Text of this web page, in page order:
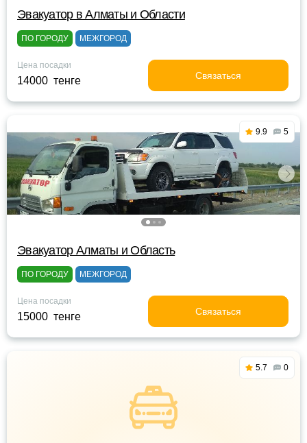
Эвакуатор в Алматы и Области
ПО ГОРОДУ МЕЖГОРОД
Цена посадки
14000 тенге Связаться
9.9 5
Эвакуатор Алматы и Область
ПО ГОРОДУ МЕЖГОРОД
Цена посадки
15000 тенге Связаться
5.7 0